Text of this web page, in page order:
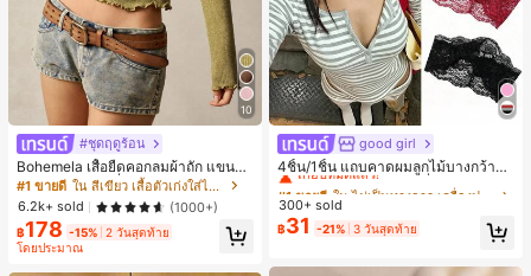
10
#ชุดฤดูร้อน
Bohemela เสื้อยืดคอกลมผ้าถัก แขนยา
ว สีเรียบ ใช้งานทั่วไป สำหรับผู้หญิง
#1 ขายดี
ใน สีเขียว เสื้อตัวเก่งใส่ได้ทุกวัน
6.2k+ sold
(1000+)
฿178 -15% 2 วันสุดท้าย
โดยประมาณ
good girl
4ชิ้น/1ชิ้น แถบคาดผมลูกไม้บางกว้างยื
ดหยุ่นสำหรับผู้หญิง, แฟชั่นอเนกประสง
ค์พรีเมียมหรูหราสไตล์มินิมอล ผ้าพันคอ
เล็กๆ ห่วงผม อุปกรณ์เสริมผม, เหมาะสำ
หรับการออกไปข้างนอกประจำวัน, ลำล
อง, งานปาร์ตี้, การเดินทาง, การพักผ่อ
น, การมัดผม, การจัดทรงผม, การแต่งห
#1 ขายดี
เกือบหมดแล้ว!
#1 ขายดี
เกือบหมดแล้ว!
#1 ขายดี
เกือบหมดแล้ว!
#1 ขายดี
ใน ไม่เป็นทางการ เครื่องประดับผมผู้หญิง
300+ sold
฿31 -21% 3 วันสุดท้าย